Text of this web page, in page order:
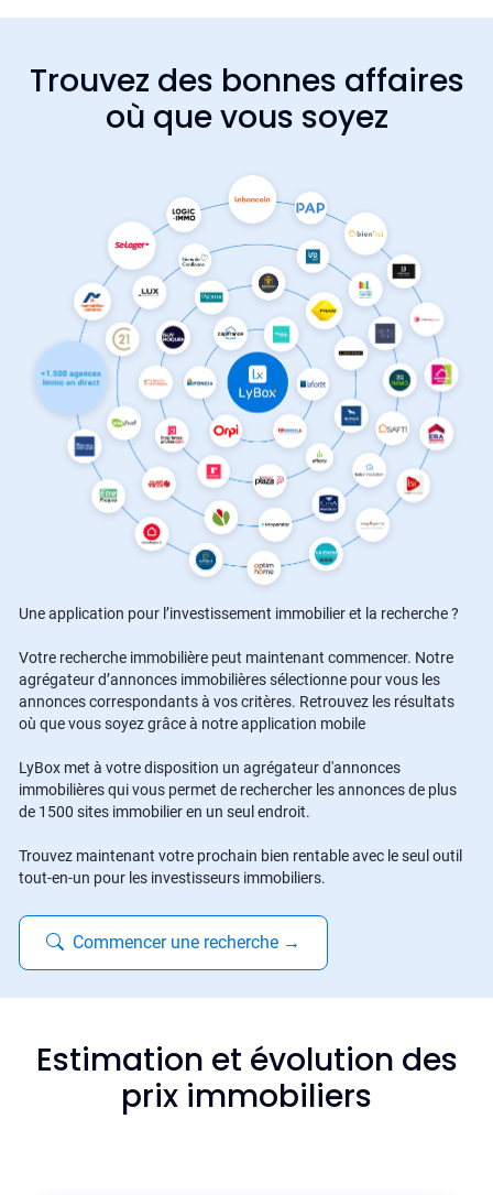
Trouvez des bonnes affaires
où que vous soyez
Une application pour l’investissement immobilier et la recherche ?
Votre recherche immobilière peut maintenant commencer. Notre
agrégateur d’annonces immobilières sélectionne pour vous les
annonces correspondants à vos critères. Retrouvez les résultats
où que vous soyez grâce à notre application mobile
LyBox met à votre disposition un agrégateur d'annonces
immobilières qui vous permet de rechercher les annonces de plus
de 1500 sites immobilier en un seul endroit.
Trouvez maintenant votre prochain bien rentable avec le seul outil
tout-en-un pour les investisseurs immobiliers.
Commencer une recherche →
Estimation et évolution des
prix immobiliers